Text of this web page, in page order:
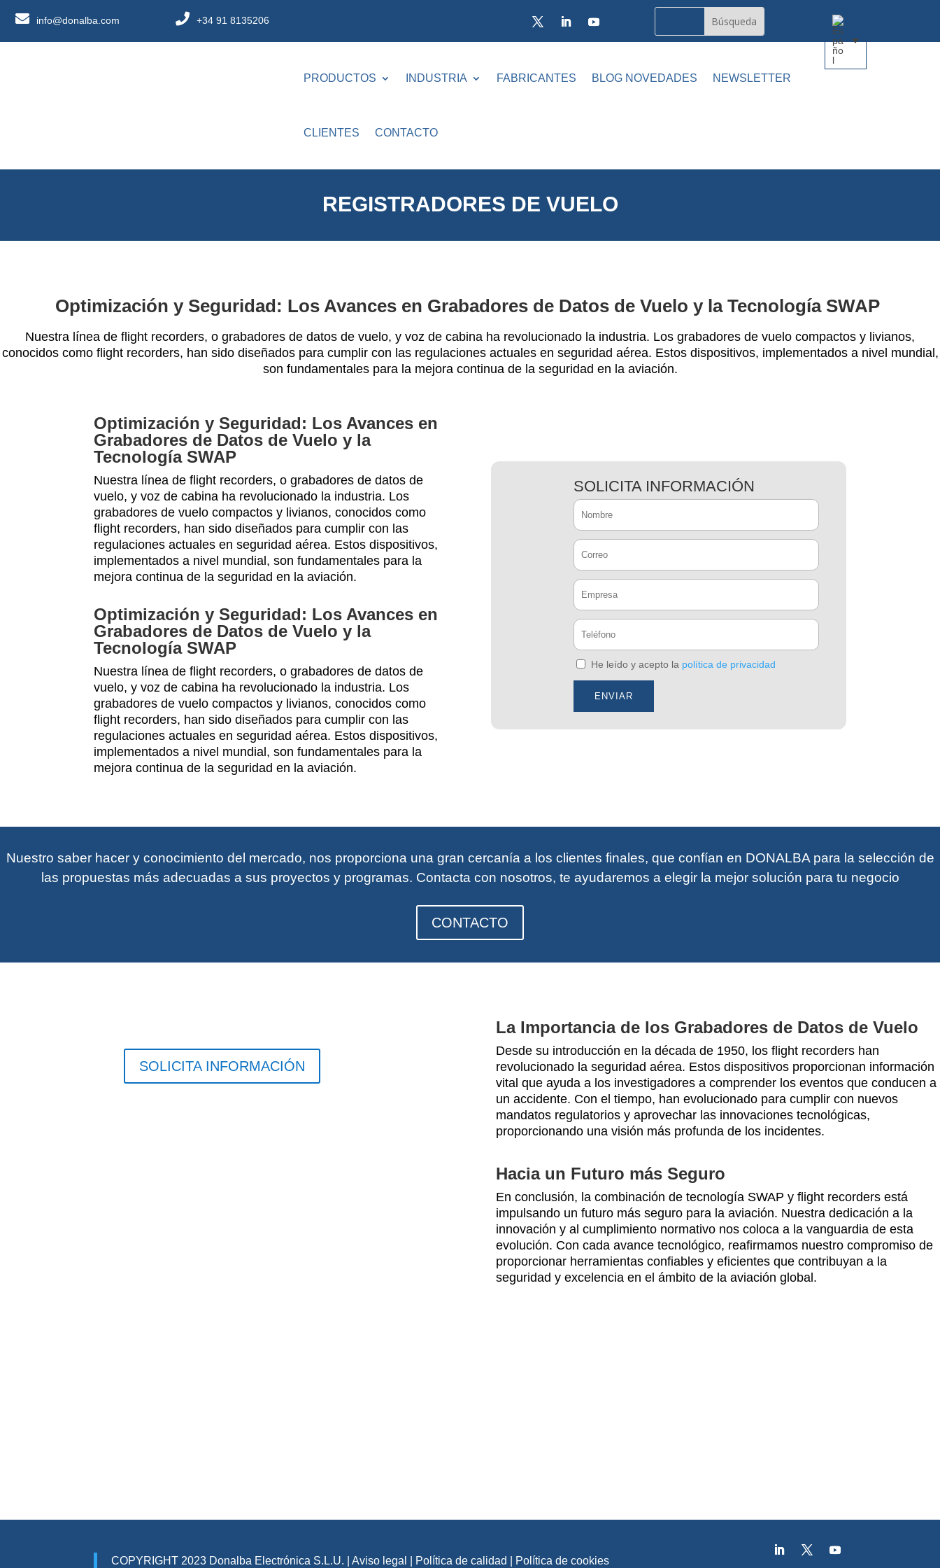
info@donalba.com +34 91 8135206
PRODUCTOS INDUSTRIA FABRICANTES BLOG NOVEDADES NEWSLETTER
CLIENTES CONTACTO
REGISTRADORES DE VUELO
Optimización y Seguridad: Los Avances en Grabadores de Datos de Vuelo y la Tecnología SWAP
Nuestra línea de flight recorders, o grabadores de datos de vuelo, y voz de cabina ha revolucionado la industria. Los grabadores de vuelo compactos y livianos,
conocidos como flight recorders, han sido diseñados para cumplir con las regulaciones actuales en seguridad aérea. Estos dispositivos, implementados a nivel mundial,
son fundamentales para la mejora continua de la seguridad en la aviación.
Optimización y Seguridad: Los Avances en
Grabadores de Datos de Vuelo y la
Tecnología SWAP
Nuestra línea de flight recorders, o grabadores de datos de
vuelo, y voz de cabina ha revolucionado la industria. Los
grabadores de vuelo compactos y livianos, conocidos como
flight recorders, han sido diseñados para cumplir con las
regulaciones actuales en seguridad aérea. Estos dispositivos,
implementados a nivel mundial, son fundamentales para la
mejora continua de la seguridad en la aviación.
Optimización y Seguridad: Los Avances en
Grabadores de Datos de Vuelo y la
Tecnología SWAP
Nuestra línea de flight recorders, o grabadores de datos de
vuelo, y voz de cabina ha revolucionado la industria. Los
grabadores de vuelo compactos y livianos, conocidos como
flight recorders, han sido diseñados para cumplir con las
regulaciones actuales en seguridad aérea. Estos dispositivos,
implementados a nivel mundial, son fundamentales para la
mejora continua de la seguridad en la aviación.
SOLICITA INFORMACIÓN
He leído y acepto la política de privacidad
Nuestro saber hacer y conocimiento del mercado, nos proporciona una gran cercanía a los clientes finales, que confían en DONALBA para la selección de
las propuestas más adecuadas a sus proyectos y programas. Contacta con nosotros, te ayudaremos a elegir la mejor solución para tu negocio
CONTACTO
SOLICITA INFORMACIÓN
La Importancia de los Grabadores de Datos de Vuelo
Desde su introducción en la década de 1950, los flight recorders han
revolucionado la seguridad aérea. Estos dispositivos proporcionan información
vital que ayuda a los investigadores a comprender los eventos que conducen a
un accidente. Con el tiempo, han evolucionado para cumplir con nuevos
mandatos regulatorios y aprovechar las innovaciones tecnológicas,
proporcionando una visión más profunda de los incidentes.
Hacia un Futuro más Seguro
En conclusión, la combinación de tecnología SWAP y flight recorders está
impulsando un futuro más seguro para la aviación. Nuestra dedicación a la
innovación y al cumplimiento normativo nos coloca a la vanguardia de esta
evolución. Con cada avance tecnológico, reafirmamos nuestro compromiso de
proporcionar herramientas confiables y eficientes que contribuyan a la
seguridad y excelencia en el ámbito de la aviación global.
COPYRIGHT 2023 Donalba Electrónica S.L.U. |Aviso legal Política de calidad Política de cookies